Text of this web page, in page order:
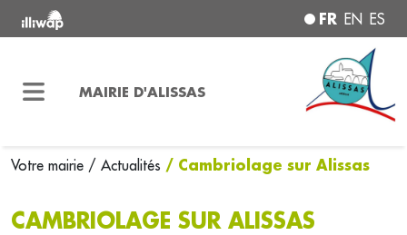
FR EN ES
MAIRIE D'ALISSAS
Votre mairie / Actualités / Cambriolage sur Alissas
CAMBRIOLAGE SUR ALISSAS